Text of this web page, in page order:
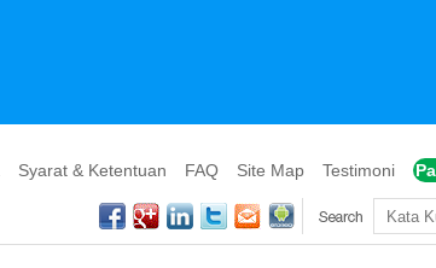
Syarat & Ketentuan FAQ Site Map Testimoni